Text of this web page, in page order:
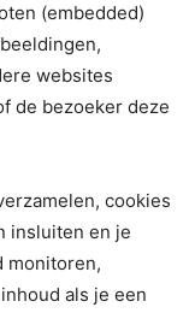
(embedded)
websites
de bezoeker deze
cookies
insluiten en je
monitoren,
als je een